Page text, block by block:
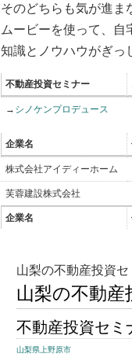
そのどちらも気が進ま
ムービーを使って、
知識とノウハウがぎっ
不動産投資セミナー
→ シノケンプロデュース
企業名
株式会社アイディーホーム
芙蓉建設株式会社
企業名
山梨の不動産投資
山梨の不動産
不動産投資セミ
山梨県上野原市